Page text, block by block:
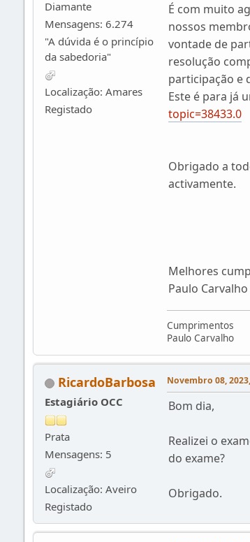
Diamante
Mensagens: 6.274
"A dúvida é o princípio
da sabedoria"
Localização: Amares
Registado
É com muito
nossos
vontade de
resolução
participação e
Este é para já
topic=38433.0
Obrigado a
activamente.
Melhores
Paulo Carvalho
Cumprimentos
Paulo Carvalho
RicardoBarbosa
Estagiário OCC
Prata
Mensagens: 5
Localização: Aveiro
Registado
Novembro 08,
Bom dia,
Realizei o
do exame?
Obrigado.